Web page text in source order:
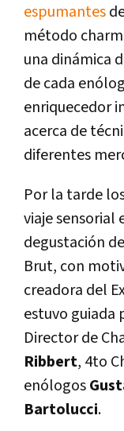
espumantes
método
una dinámica
de cada
enriquecedor
acerca de
diferentes
Por la tarde
viaje sensorial
degustación
Brut, con
creadora del
estuvo guiada
Director de
Ribbert, 4to
enólogos
Bartolucci.